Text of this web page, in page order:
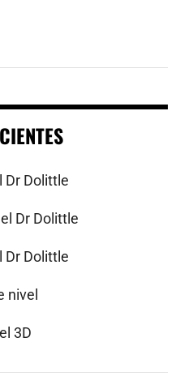
Dr Dolittle
Dr Dolittle
Dr Dolittle
nivel
3D